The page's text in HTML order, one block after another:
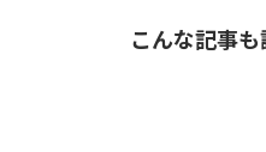
こんな記事